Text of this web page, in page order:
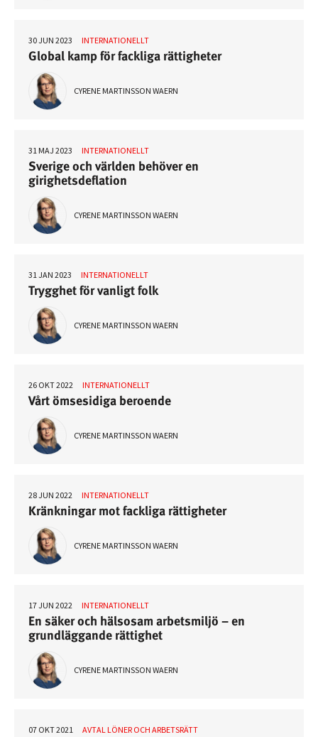
30 JUN 2023 INTERNATIONELLT
Global kamp för fackliga rättigheter
CYRENE MARTINSSON WAERN
31 MAJ 2023 INTERNATIONELLT
Sverige och världen behöver en
girighetsdeflation
CYRENE MARTINSSON WAERN
31 JAN 2023 INTERNATIONELLT
Trygghet för vanligt folk
CYRENE MARTINSSON WAERN
26 OKT 2022 INTERNATIONELLT
Vårt ömsesidiga beroende
CYRENE MARTINSSON WAERN
28 JUN 2022 INTERNATIONELLT
Kränkningar mot fackliga rättigheter
CYRENE MARTINSSON WAERN
17 JUN 2022 INTERNATIONELLT
En säker och hälsosam arbetsmiljö – en
grundläggande rättighet
CYRENE MARTINSSON WAERN
07 OKT 2021 AVTAL LÖNER OCH ARBETSRÄTT